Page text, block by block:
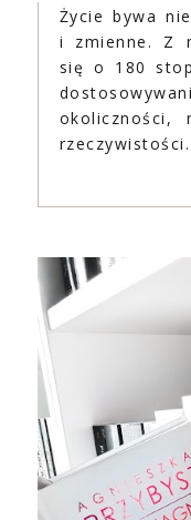
Życie bywa
i zmienne. Z
się o 180
okoliczności,